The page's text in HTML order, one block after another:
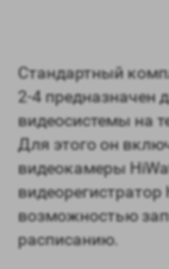
Стандартный
2-4 предназначен
видеосистемы на
Для этого он
видеокамеры
видеорегистратор
возможностью
расписанию.